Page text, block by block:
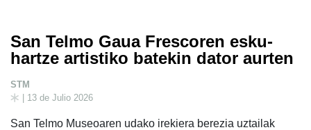
San Telmo Gaua Frescoren esku-
hartze artistiko batekin dator aurten
STM
| 13 de Julio 2026
San Telmo Museoaren udako irekiera berezia uztailak